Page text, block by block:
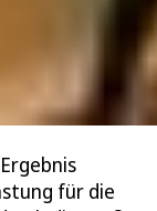
für die